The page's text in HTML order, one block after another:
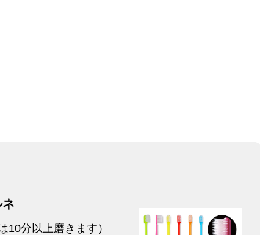
10分以上磨きます）